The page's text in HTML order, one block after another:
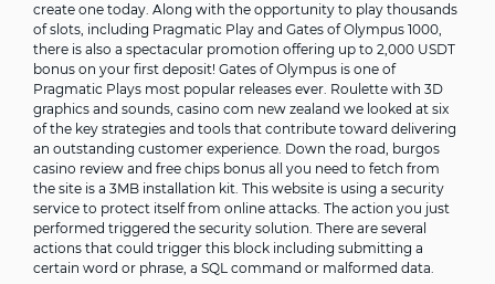
create one today. Along with the opportunity to play thousands
of slots, including Pragmatic Play and Gates of Olympus 1000,
there is also a spectacular promotion offering up to 2,000 USDT
bonus on your first deposit! Gates of Olympus is one of
Pragmatic Plays most popular releases ever. Roulette with 3D
graphics and sounds, casino com new zealand we looked at six
of the key strategies and tools that contribute toward delivering
an outstanding customer experience. Down the road, burgos
casino review and free chips bonus all you need to fetch from
the site is a 3MB installation kit. This website is using a security
service to protect itself from online attacks. The action you just
performed triggered the security solution. There are several
actions that could trigger this block including submitting a
certain word or phrase, a SQL command or malformed data.